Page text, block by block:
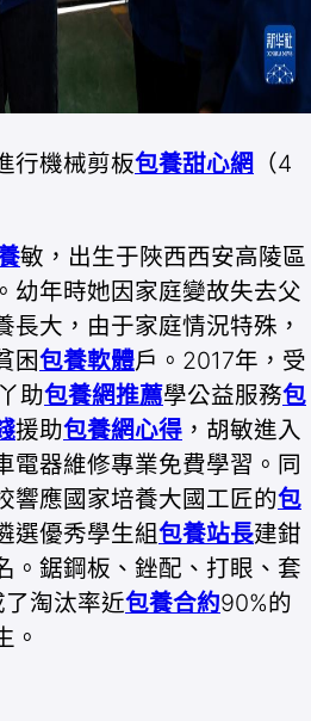
行機械剪板包養甜心網
（4
敏，出生于陜西西安高陵區
幼年時她因家庭變故失去父
長大，由于家庭情況特殊，
困包養軟體戶。2017年，受
助包養網推薦學公益服務包
援助包養網心得 ，胡敏進入
電器維修專業免費學習。同
響應國家培養大國工匠的包
選優秀學生組包養站長建鉗
。鋸鋼板、銼配、打眼、套
淘汰率近包養合約90%的
。